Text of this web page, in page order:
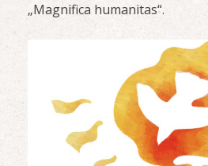
„Magnifica humanitas“.